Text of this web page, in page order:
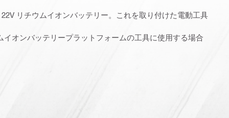
リチウムイオンバッテリー。これを取り付けた電動工具
イオンバッテリープラットフォームの工具に使用する場合